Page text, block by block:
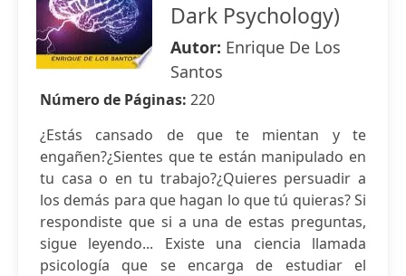
Dark Psychology)
Autor: Enrique De Los
Santos
Número de Páginas: 220
¿Estás cansado de que te mientan y te
engañen?¿Sientes que te están manipulado en
tu casa o en tu trabajo?¿Quieres persuadir a
los demás para que hagan lo que tú quieras? Si
respondiste que si a una de estas preguntas,
sigue leyendo... Existe una ciencia llamada
psicología que se encarga de estudiar el